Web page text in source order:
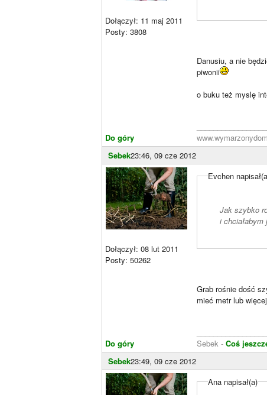
Dołączył: 11 maj 2011
Posty: 3808
Do góry
Danusiu, a nie
piwonii
o buku też myslę
Sebek23:46, 09 cze 2012
Dołączył: 08 lut 2011
Posty: 50262
Do góry
Evchen
Jak szybko
i chciałabym
Grab rośnie dość
mieć metr lub więcej
Sebek - Coś
Sebek23:49, 09 cze 2012
Ana napisał(a)